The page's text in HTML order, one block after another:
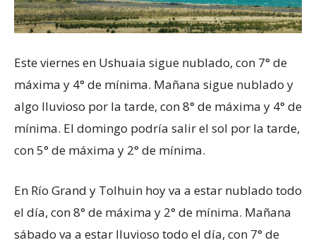
Este viernes en Ushuaia sigue nublado, con 7° de
máxima y 4° de mínima. Mañana sigue nublado y
algo lluvioso por la tarde, con 8° de máxima y 4° de
mínima. El domingo podría salir el sol por la tarde,
con 5° de máxima y 2° de mínima.
En Río Grand y Tolhuin hoy va a estar nublado todo
el día, con 8° de máxima y 2° de mínima. Mañana
sábado va a estar lluvioso todo el día, con 7° de